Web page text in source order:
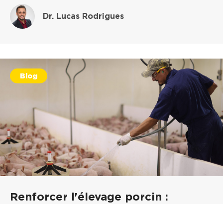
Dr. Lucas Rodrigues
Blog
Renforcer l'élevage porcin :